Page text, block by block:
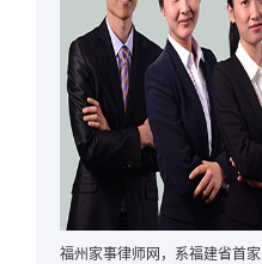
福州家事律师网，系福建省首